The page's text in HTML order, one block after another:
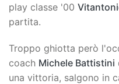
play classe '00
partita.
Troppo ghiotta però
coach Michele Battistini
una vittoria, salgono in